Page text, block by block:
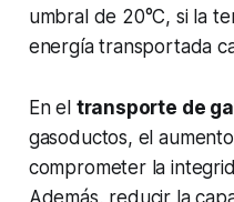
umbral de 20°C, si la
energía transportada
En el transporte de
gasoductos, el
comprometer la